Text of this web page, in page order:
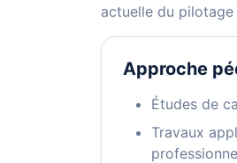
actuelle du pilotage
Approche
Études de
Travaux